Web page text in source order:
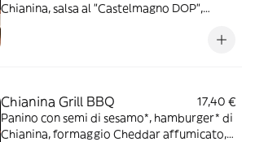
Chianina, salsa al "Castelmagno DOP",
Chianina Grill BBQ
17,40 €
Panino con semi di sesamo*, hamburger* di
Chianina, formaggio Cheddar affumicato,